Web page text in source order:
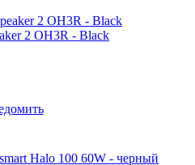
2 OH3R - Black